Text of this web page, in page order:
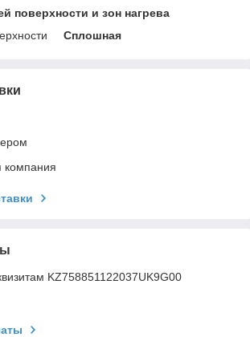
поверхности и зон нагрева
Сплошная
компания
KZ758851122037UK9G00